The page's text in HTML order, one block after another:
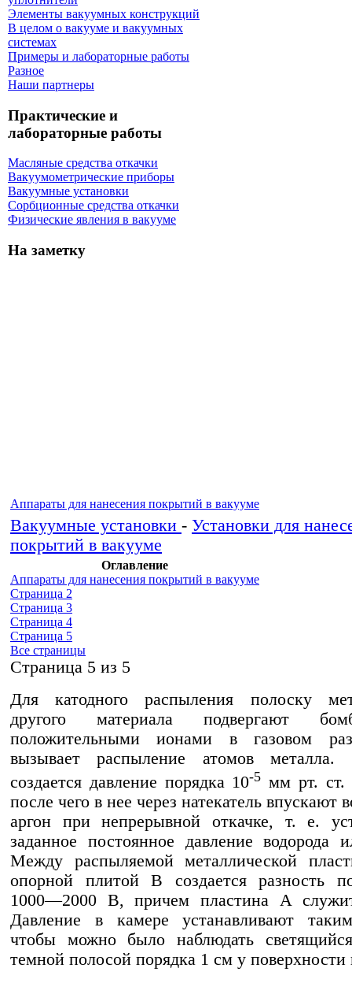
Элементы вакуумных конструкций
В целом о вакууме и вакуумных
системах
Примеры и лабораторные работы
Разное
Наши партнеры
Практические и
лабораторные работы
Масляные средства откачки
Вакуумометрические приборы
Вакуумные установки
Сорбционные средства откачки
Физические явления в вакууме
На заметку
Аппараты для нанесения покрытий в вакууме
Вакуумные установки - Установки для
покрытий в вакууме
Оглавление
Аппараты для нанесения покрытий в вакууме
Страница 2
Страница 3
Страница 4
Страница 5
Все страницы
Cтраница 5 из 5
Для катодного распыления полоску
другого материала подвергают
положительными ионами в газовом
вызывает распыление атомов
создается давление порядка 10-5 мм рт. ст.
после чего в нее через натекатель впускают
аргон при непрерывной откачке, т. е.
заданное постоянное давление водорода
Между распыляемой металлической
опорной плитой В создается разность
1000—2000 В, причем пластина А
Давление в камере устанавливают
чтобы можно было наблюдать
темной полосой порядка 1 см у поверхности